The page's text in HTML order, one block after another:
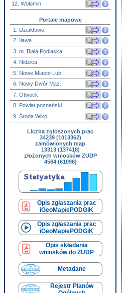
12. Wołomin
Portale mapowe
1. Działdowo
2. Iława
3. m. Biała Podlaska
4. Nidzica
5. Nowe Miasto Lub.
6. Nowy Dwór Maz.
7. Otwock
8. Powiat poznański
9. Środa Wlkp.
Liczba zgłoszonych prac
34239 (1013362)
zamówionych map
13313 (137418)
złożonych wniosków ZUDP
4564 (61096)
Opis zgłaszania prac
iGeoMap/ePODGiK
Opis zgłaszania prac
iGeoMap/ePODGiK
Opis składania
wniosków do ZUDP
Metadane
Rejestr Planów